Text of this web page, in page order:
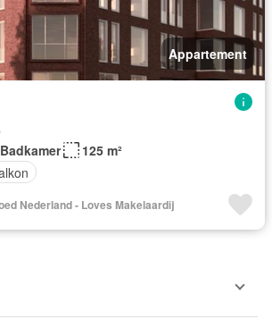
Appartement
125 m²
Nederland - Loves Makelaardij